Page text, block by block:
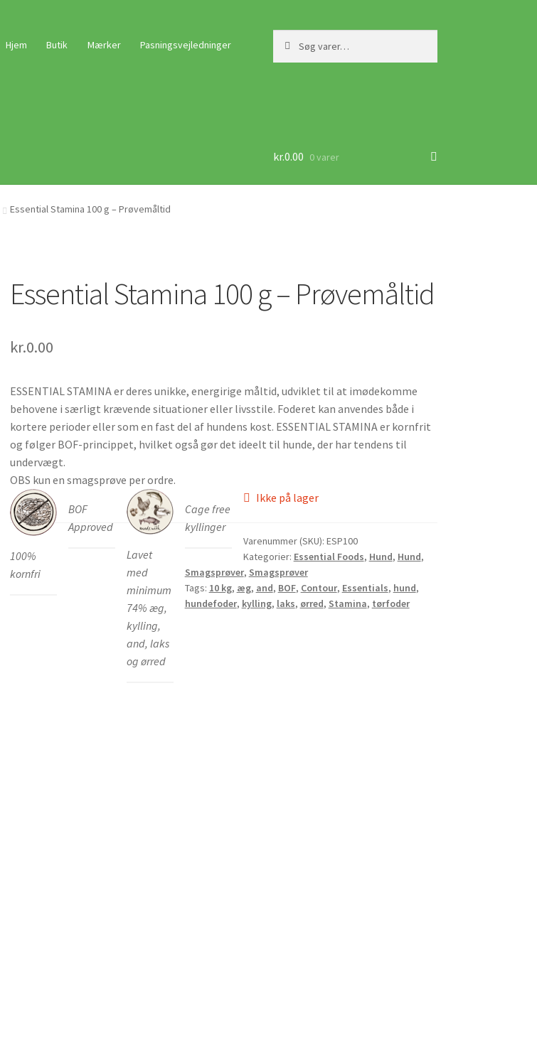
Hjem Butik Mærker Pasningsvejledninger
efter:
kr.0.00 0 varer
Essential Stamina 100 g – Prøvemåltid
Essential Stamina 100 g – Prøvemåltid
kr.0.00
ESSENTIAL STAMINA er deres unikke, energirige måltid, udviklet til at imødekomme
behovene i særligt krævende situationer eller livsstile. Foderet kan anvendes både i
kortere perioder eller som en fast del af hundens kost. ESSENTIAL STAMINA er kornfrit
og følger BOF-princippet, hvilket også gør det ideelt til hunde, der har tendens til
undervægt.
OBS kun en smagsprøve per ordre.
100%
kornfri
BOF
Approved
Lavet
med
minimum
74% æg,
kylling,
and, laks
og ørred
Cage free
kyllinger
Ikke på lager
Varenummer (SKU): ESP100
Kategorier: Essential Foods, Hund, Hund,
Smagsprøver, Smagsprøver
Tags: 10 kg, æg, and, BOF, Contour, Essentials, hund,
hundefoder, kylling, laks, ørred, Stamina, tørfoder